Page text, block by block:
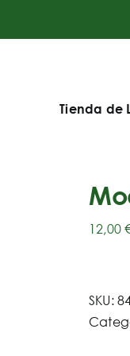
Tienda de
12,00
SKU: